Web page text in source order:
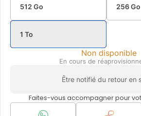
512 Go 256 Go
1 To
Non disponible
En cours de
Être notifié du retour en
Faites-vous accompagner pour